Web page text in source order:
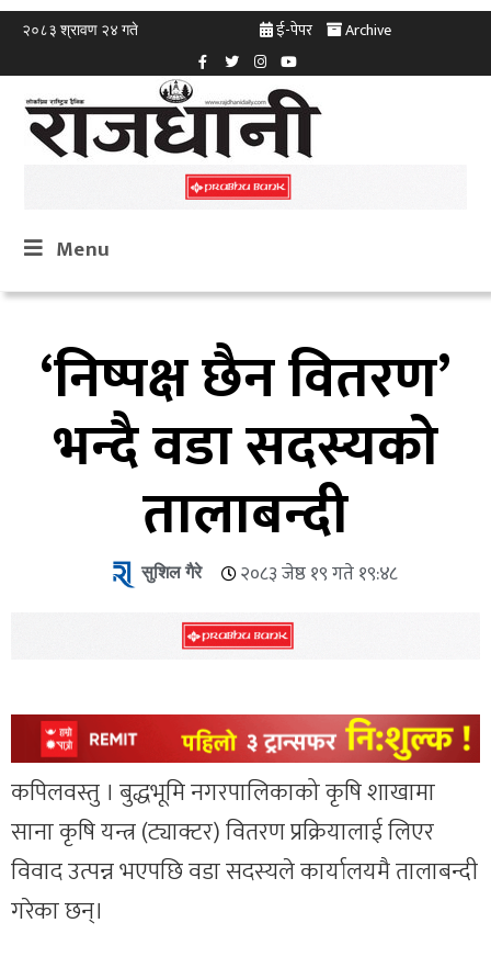
२०८३ श्रावण २४ गते ई-पेपर Archive
Menu
‘निष्पक्ष छैन वितरण’
भन्दै वडा सदस्यको
तालाबन्दी
सुशिल गैरे २०८३ जेष्ठ १९ गते १९:४८
कपिलवस्तु । बुद्धभूमि नगरपालिकाको कृषि शाखामा
साना कृषि यन्त्र (ट्याक्टर) वितरण प्रक्रियालाई लिएर
विवाद उत्पन्न भएपछि वडा सदस्यले कार्यालयमै तालाबन्दी
गरेका छन्।